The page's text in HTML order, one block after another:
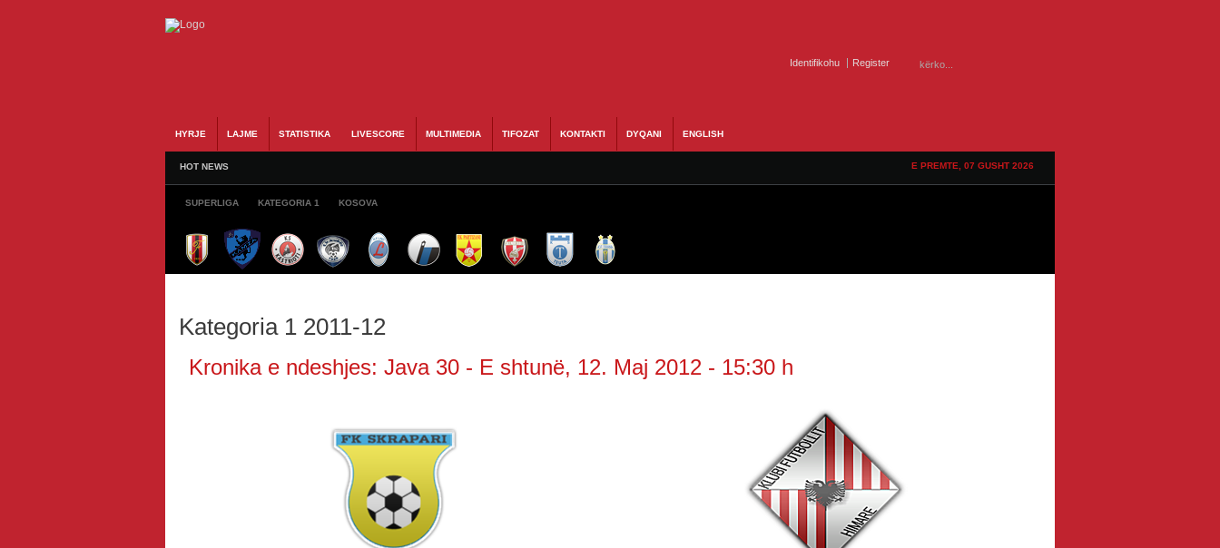
Identifikohu Register
HYRJE LAJME STATISTIKA LIVESCORE MULTIMEDIA TIFOZAT KONTAKTI DYQANI ENGLISH
HOT NEWS E PREMTE, 07 GUSHT 2026
SUPERLIGA KATEGORIA 1 KOSOVA
Kategoria 1 2011-12
Kronika e ndeshjes: Java 30 - E shtunë, 12. Maj 2012 - 15:30 h